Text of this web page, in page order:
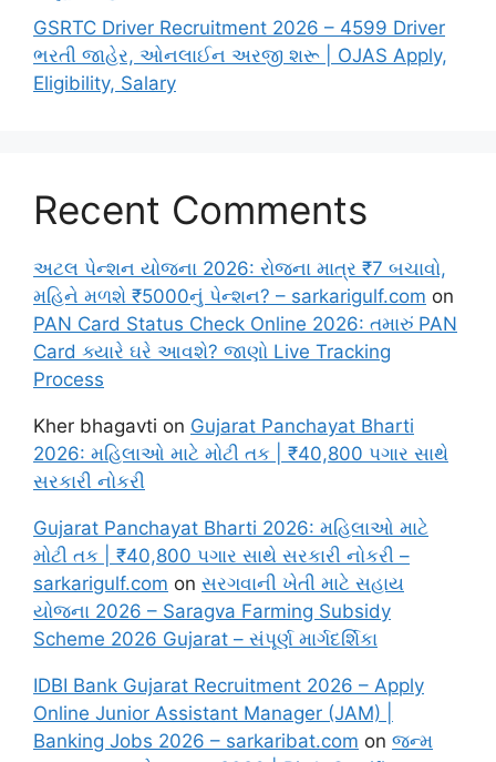
GSRTC Driver Recruitment 2026 – 4599 Driver
ભરતી જાહેર, ઓનલાઈન અરજી શરૂ | OJAS Apply,
Eligibility, Salary
Recent Comments
અટલ પેન્શન યોજના 2026: રોજના માત્ર ₹7 બચાવો,
મહિને મળશે ₹5000નું પેન્શન? – sarkarigulf.com on
PAN Card Status Check Online 2026: તમારું PAN
Card ક્યારે ઘરે આવશે? જાણો Live Tracking
Process
Kher bhagavti on Gujarat Panchayat Bharti
2026: મહિલાઓ માટે મોટી તક | ₹40,800 પગાર સાથે
સરકારી નોકરી
Gujarat Panchayat Bharti 2026: મહિલાઓ માટે
મોટી તક | ₹40,800 પગાર સાથે સરકારી નોકરી –
sarkarigulf.com on સરગવાની ખેતી માટે સહાય
યોજના 2026 – Saragva Farming Subsidy
Scheme 2026 Gujarat – સંપૂર્ણ માર્ગદર્શિકા
IDBI Bank Gujarat Recruitment 2026 – Apply
Online Junior Assistant Manager (JAM) |
Banking Jobs 2026 – sarkaribat.com on જન્મ